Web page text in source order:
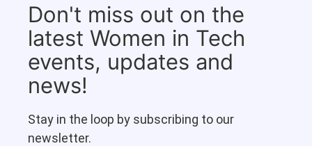
Don't miss out on the
latest Women in Tech
events, updates and
news!
Stay in the loop by subscribing to our
newsletter.